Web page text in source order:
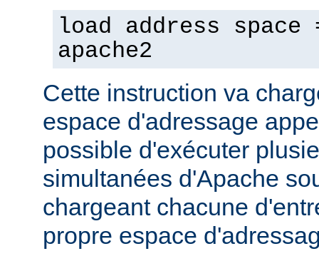
load address space
apache2
Cette instruction va
espace d'adressage
possible d'exécuter
simultanées d'Apache
chargeant chacune
propre espace